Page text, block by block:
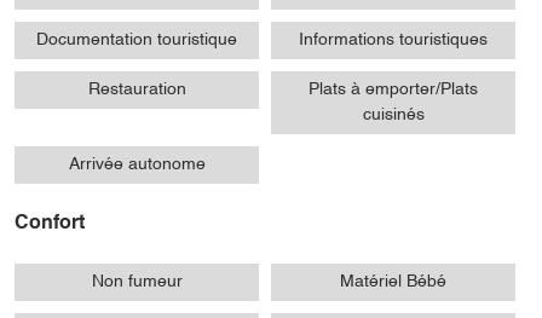
Documentation touristique Informations touristiques
Restauration
Plats à emporter/Plats
cuisinés
Arrivée autonome
Confort
Non fumeur Matériel Bébé